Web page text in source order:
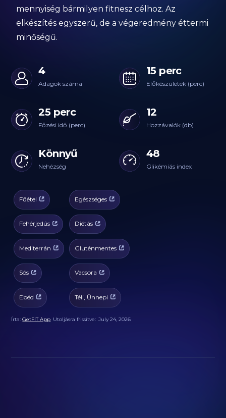
mennyiség bármilyen fitnesz célhoz. Az
elkészítés egyszerű, de a végeredmény éttermi
minőségű.
4
Adagok száma
15 perc
Előkészületek (perc)
25 perc
Főzési idő (perc)
12
Hozzávalók (db)
Könnyű
Nehézség
48
Glikémiás index
Főétel Egészséges
Fehérjedús Diétás
Mediterrán Gluténmentes
Sós Vacsora
Ebéd Téli, Ünnepi
Írta:GetFIT App Utoljásra frissítve: July 24, 2026